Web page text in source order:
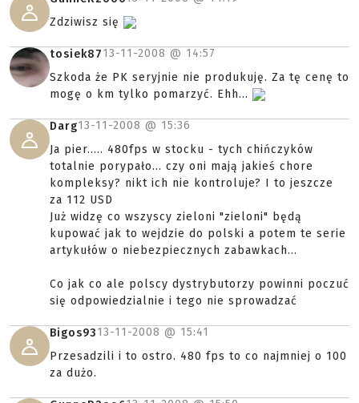
Zdziwisz się
tosiek8713-11-2008 @ 14:57
Szkoda że PK seryjnie nie produkuję. Za tę cenę to
mogę o km tylko pomarzyć. Ehh...
Darg13-11-2008 @ 15:36
Ja pier..... 480fps w stocku - tych chińczyków
totalnie porypało... czy oni mają jakieś chore
kompleksy? nikt ich nie kontroluje? I to jeszcze
za 112 USD
Już widzę co wszyscy zieloni "zieloni" będą
kupować jak to wejdzie do polski a potem te serie
artykułów o niebezpiecznych zabawkach...
Co jak co ale polscy dystrybutorzy powinni poczuć
się odpowiedzialnie i tego nie sprowadzać
Bigos9313-11-2008 @ 15:41
Przesadzili i to ostro. 480 fps to co najmniej o 100
za dużo.